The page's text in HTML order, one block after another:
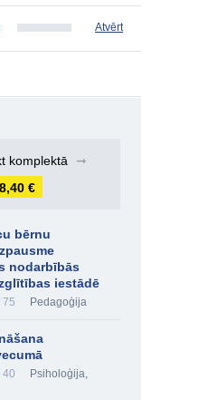
Atvērt
komplektā
➞
€
bērnu
nodarbībās
iestādē
75 Pedagoģija
40 Psiholoģija,